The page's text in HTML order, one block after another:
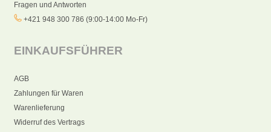
Fragen und Antworten
+421 948 300 786 (9:00-14:00 Mo-Fr)
EINKAUFSFÜHRER
AGB
Zahlungen für Waren
Warenlieferung
Widerruf des Vertrags